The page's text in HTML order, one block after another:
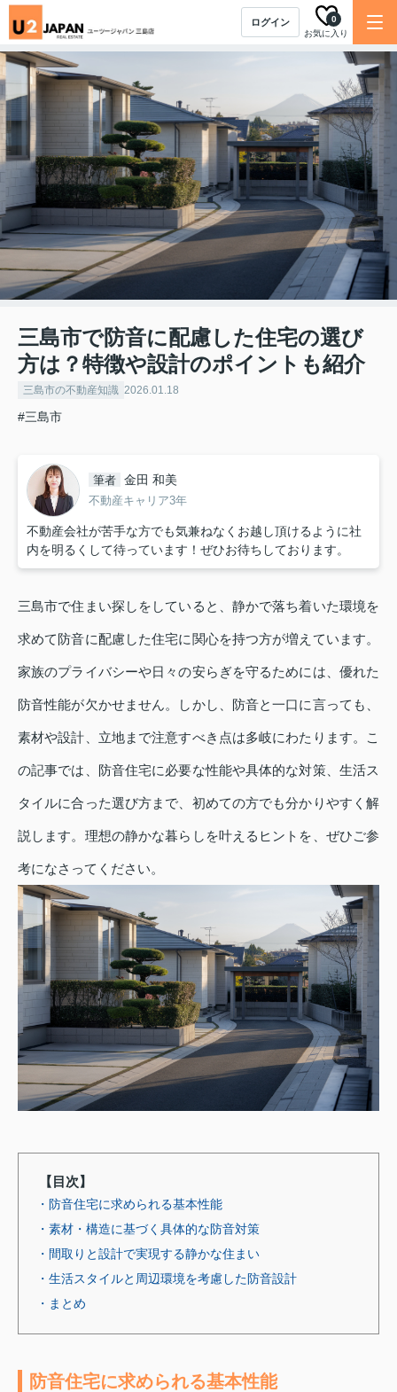
ログイン
お気に入り
0
三島市で防音に配慮した住宅の選び
方は？特徴や設計のポイントも紹介
三島市の不動産知識 2026.01.18
#三島市
筆者 金田 和美
不動産キャリア3年
不動産会社が苦手な方でも気兼ねなくお越し頂けるように社
内を明るくして待っています！ぜひお待ちしております。
三島市で住まい探しをしていると、静かで落ち着いた環境を
求めて防音に配慮した住宅に関心を持つ方が増えています。
家族のプライバシーや日々の安らぎを守るためには、優れた
防音性能が欠かせません。しかし、防音と一口に言っても、
素材や設計、立地まで注意すべき点は多岐にわたります。こ
の記事では、防音住宅に必要な性能や具体的な対策、生活ス
タイルに合った選び方まで、初めての方でも分かりやすく解
説します。理想の静かな暮らしを叶えるヒントを、ぜひご参
考になさってください。
【目次】
・防音住宅に求められる基本性能
・素材・構造に基づく具体的な防音対策
・間取りと設計で実現する静かな住まい
・生活スタイルと周辺環境を考慮した防音設計
・まとめ
防音住宅に求められる基本性能